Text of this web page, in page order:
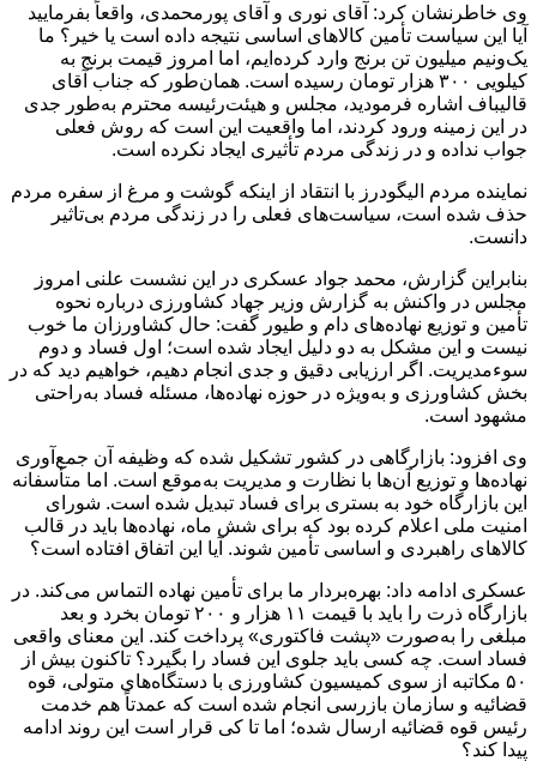
وی خاطرنشان کرد: آقای نوری و آقای پورمحمدی، واقعاً بفرمایید
آیا این سیاست تأمین کالاهای اساسی نتیجه داده است یا خیر؟ ما
یک‌ونیم میلیون تن برنج وارد کرده‌ایم، اما امروز قیمت برنج به
کیلویی ۳۰۰ هزار تومان رسیده است. همان‌طور که جناب آقای
قالیباف اشاره فرمودید، مجلس و هیئت‌رئیسه محترم به‌طور جدی
در این زمینه ورود کردند، اما واقعیت این است که روش فعلی
جواب نداده و در زندگی مردم تأثیری ایجاد نکرده است.
نماینده مردم الیگودرز با انتقاد از اینکه گوشت و مرغ از سفره مردم
حذف شده است، سیاست‌های فعلی را در زندگی مردم بی‌تاثیر
دانست.
بنابراین گزارش، محمد جواد عسکری در این نشست علنی امروز
مجلس در واکنش به گزارش وزیر جهاد کشاورزی درباره نحوه
تأمین و توزیع نهاده‌های دام و طیور گفت: حال کشاورزان ما خوب
نیست و این مشکل به دو دلیل ایجاد شده است؛ اول فساد و دوم
سوءمدیریت. اگر ارزیابی دقیق و جدی انجام دهیم، خواهیم دید که در
بخش کشاورزی و به‌ویژه در حوزه نهاده‌ها، مسئله فساد به‌راحتی
مشهود است.
وی افزود: بازارگاهی در کشور تشکیل شده که وظیفه آن جمع‌آوری
نهاده‌ها و توزیع آن‌ها با نظارت و مدیریت به‌موقع است. اما متأسفانه
این بازارگاه خود به بستری برای فساد تبدیل شده است. شورای
امنیت ملی اعلام کرده بود که برای شش ماه، نهاده‌ها باید در قالب
کالاهای راهبردی و اساسی تأمین شوند. آیا این اتفاق افتاده است؟
عسکری ادامه داد: بهره‌بردار ما برای تأمین نهاده التماس می‌کند. در
بازارگاه ذرت را باید با قیمت ۱۱ هزار و ۲۰۰ تومان بخرد و بعد
مبلغی را به‌صورت «پشت فاکتوری» پرداخت کند. این معنای واقعی
فساد است. چه کسی باید جلوی این فساد را بگیرد؟ تاکنون بیش از
۵۰ مکاتبه از سوی کمیسیون کشاورزی با دستگاه‌های متولی، قوه
قضائیه و سازمان بازرسی انجام شده است که عمدتاً هم خدمت
رئیس قوه قضائیه ارسال شده؛ اما تا کی قرار است این روند ادامه
پیدا کند؟